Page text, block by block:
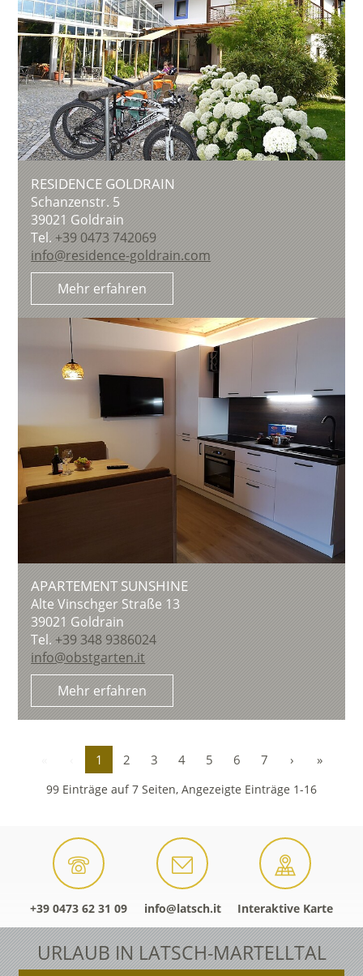
RESIDENCE GOLDRAIN
Schanzenstr. 5
39021 Goldrain
Tel.+39 0473 742069
info@residence-goldrain.com
Mehr erfahren
APARTEMENT SUNSHINE
Alte Vinschger Straße 13
39021 Goldrain
Tel.+39 348 9386024
info@obstgarten.it
Mehr erfahren
1 2 3 4 5 6 7 › »
99 Einträge auf 7 Seiten, Angezeigte Einträge 1-16
+39 0473 62 31 09 info@latsch.it Interaktive Karte
URLAUB IN LATSCH-MARTELLTAL